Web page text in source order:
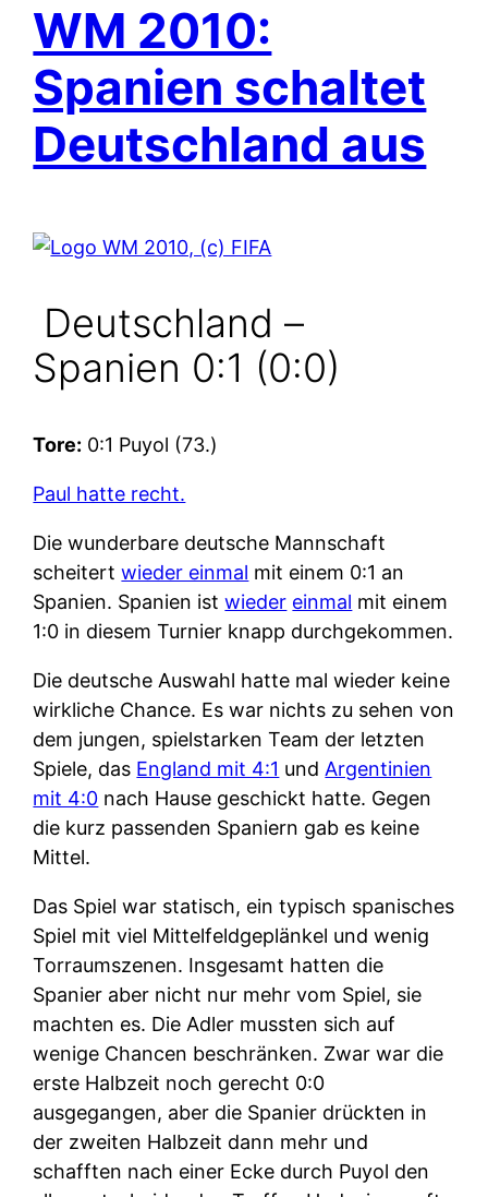
WM 2010:
Spanien schaltet
Deutschland aus
Deutschland –
Spanien 0:1 (0:0)
Tore: 0:1 Puyol (73.)
Paul hatte recht.
Die wunderbare deutsche Mannschaft
scheitertwieder einmal mit einem 0:1 an
Spanien. Spanien istwieder einmal mit einem
1:0 in diesem Turnier knapp durchgekommen.
Die deutsche Auswahl hatte mal wieder keine
wirkliche Chance. Es war nichts zu sehen von
dem jungen, spielstarken Team der letzten
Spiele, das England mit 4:1 und Argentinien
mit 4:0 nach Hause geschickt hatte. Gegen
die kurz passenden Spaniern gab es keine
Mittel.
Das Spiel war statisch, ein typisch spanisches
Spiel mit viel Mittelfeldgeplänkel und wenig
Torraumszenen. Insgesamt hatten die
Spanier aber nicht nur mehr vom Spiel, sie
machten es. Die Adler mussten sich auf
wenige Chancen beschränken. Zwar war die
erste Halbzeit noch gerecht 0:0
ausgegangen, aber die Spanier drückten in
der zweiten Halbzeit dann mehr und
schafften nach einer Ecke durch Puyol den